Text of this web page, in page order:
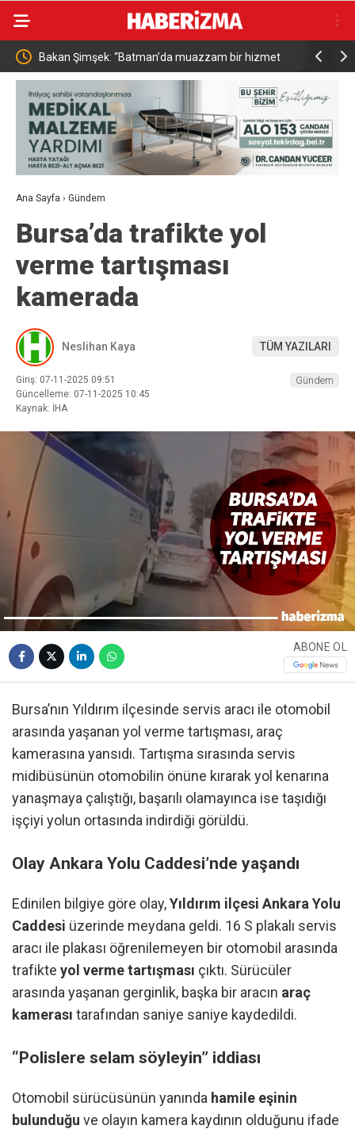
Bakan Şimşek: “Batman’da muazzam bir hizmet
fırtınası var”
Resul
Ana Sayfa › Gündem
Bursa’da trafikte yol
verme tartışması
kamerada
Neslihan Kaya TÜM YAZILARI
Giriş: 07-11-2025 09:51
Güncelleme: 07-11-2025 10:45
Kaynak: İHA
Gündem
ABONE OL
Bursa’nın Yıldırım ilçesinde servis aracı ile otomobil
arasında yaşanan yol verme tartışması, araç
kamerasına yansıdı. Tartışma sırasında servis
midibüsünün otomobilin önüne kırarak yol kenarına
yanaşmaya çalıştığı, başarılı olamayınca ise taşıdığı
işçiyi yolun ortasında indirdiği görüldü.
Olay Ankara Yolu Caddesi’nde yaşandı
Edinilen bilgiye göre olay,Yıldırım ilçesi Ankara Yolu
Caddesi üzerinde meydana geldi. 16 S plakalı servis
aracı ile plakası öğrenilemeyen bir otomobil arasında
trafikte yol verme tartışması çıktı. Sürücüler
arasında yaşanan gerginlik, başka bir aracın araç
kamerası tarafından saniye saniye kaydedildi.
“Polislere selam söyleyin” iddiası
Otomobil sürücüsünün yanında hamile eşinin
bulunduğu ve olayın kamera kaydının olduğunu ifade